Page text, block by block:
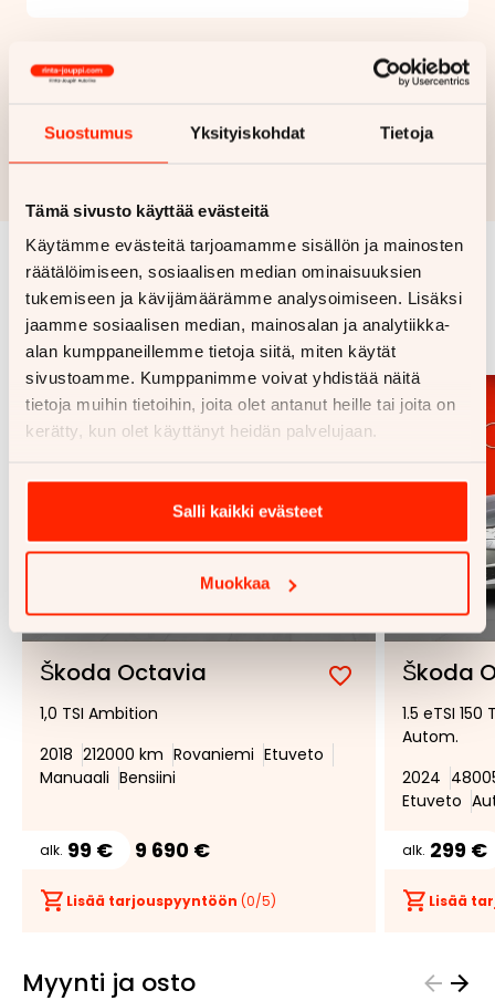
Suostumus Yksityiskohdat Tietoja
Tämä sivusto käyttää evästeitä
Käytämme evästeitä tarjoamamme sisällön ja mainosten
räätälöimiseen, sosiaalisen median ominaisuuksien
tukemiseen ja kävijämäärämme analysoimiseen. Lisäksi
jaamme sosiaalisen median, mainosalan ja analytiikka-
alan kumppaneillemme tietoja siitä, miten käytät
sivustoamme. Kumppanimme voivat yhdistää näitä
tietoja muihin tietoihin, joita olet antanut heille tai joita on
kerätty, kun olet käyttänyt heidän palvelujaan.
Salli kaikki evästeet
Muokkaa
Haluan myös tarjouksen vakuutuksesta
Hae rahoitustarjous
Rahoituslaskelma on suuntaa antava ja edellyttää hyväksytyn
Samankaltaisia ajoneuvoja
Katso kaikki
1/36
Škoda Octavia
Lisää
suosikiksi
Poista
suosikeista
1,0 TSI Ambition
2018 212000 km Rovaniemi Etuveto
Manuaali Bensiini
alk. 99 € 9 690 €
Lisää tarjouspyyntöön (0/5)
Škoda
1.5 eTSI
Autom.
2024
Etuveto
alk. 299 €
Lisää
Myynti ja osto